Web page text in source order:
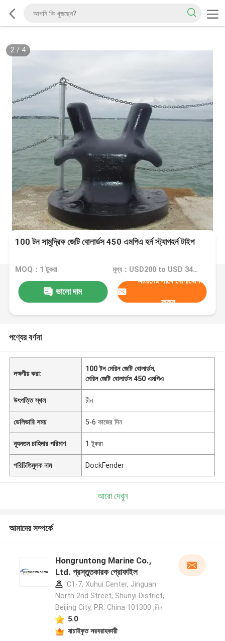
2/ 4
100 টন সামুদ্রিক জেটি বোলার্ডস 450 এমপিএ হর্ন স্ট্যাগহর্ন টাইপ
MOQ：1 টুকরা মূল্য：USD200 to USD 3400 One Piece
ভালো দাম
আমাদের সাথে যোগাযোগ
করুন
পণ্যের বর্ণনা
লক্ষণীয় করা:
100 টন মেরিন জেটি বোলার্ডস,
মেরিন জেটি বোলার্ডস 450 এমপিএ
উৎপত্তি স্থল চীন
ডেলিভারি সময় 5-6 কাজের দিন
ন্যূনতম চাহিদার পরিমাণ 1 টুকরা
পরিচিতিমুলক নাম DockFender
আরো দেখুন
আমাদের সম্পর্কে
Hongruntong Marine Co.,
Ltd. প্রস্তুতকারক প্রোফাইল
C1-7, Xuhui Center, Jinguan
North 2nd Street, Shunyi District,
Beijing City, P.R. China 101300 ,চীন
5.0
যাচাইকৃত সরবরাহকারী